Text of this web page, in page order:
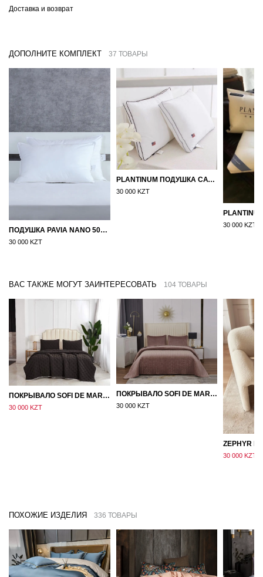
Доставка и возврат
ДОПОЛНИТЕ КОМПЛЕКТ 37 ТОВАРЫ
ПОДУШКА PAVIA NANO 50X70
30 000 KZT
PLANTINUM ПОДУШКА САТИН, ШЕЛК 50Х70
30 000 KZT
30 000 KZT
ВАС ТАКЖЕ МОГУТ ЗАИНТЕРЕСОВАТЬ 104 ТОВАРЫ
ПОКРЫВАЛО SOFI DE MARKO 160×220 БРОУДИ ЧЕРНО-БЕЖЕВОЕ
30 000 KZT
ПОКРЫВАЛО SOFI DE MARKO ВЕЛЮР 240×260 ФЕРДИНАНД (МОККО)
30 000 KZT
30 000 KZT
ПОХОЖИЕ ИЗДЕЛИЯ 336 ТОВАРЫ